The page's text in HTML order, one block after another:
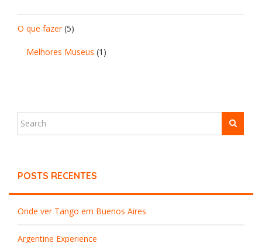
O que fazer(5)
Melhores Museus (1)
POSTS RECENTES
Onde ver Tango em Buenos Aires
Argentine Experience